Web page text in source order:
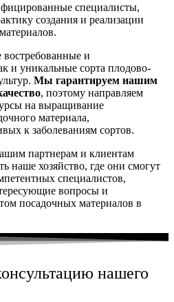
специалисты,
создания и реализации
и
и уникальные сорта плодово-
Мы гарантируем нашим
, поэтому направляем
на выращивание
материала,
к заболеваниям сортов.
партнерам и клиентам
наше хозяйство, где они смогут
специалистов,
вопросы и
посадочных материалов в
нашего